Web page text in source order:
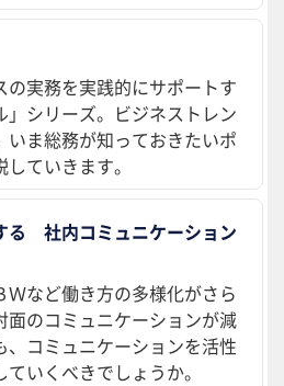
実務を実践的にサポートす
」シリーズ。ビジネストレン
いま総務が知っておきたいポ
ていきます。
る 社内コミュニケーション
Ｗなど働き方の多様化がさら
面のコミュニケーションが減
、コミュニケーションを活性
いくべきでしょうか。